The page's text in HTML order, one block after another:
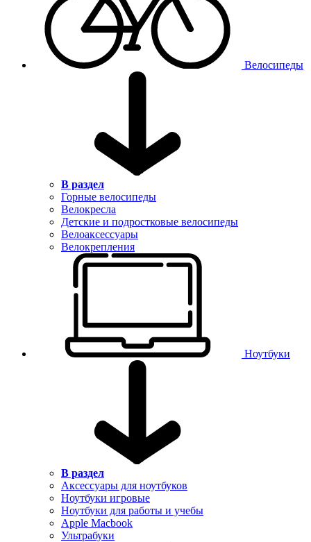
Велосипеды
В раздел
Горные велосипеды
Велокресла
Детские и подростковые велосипеды
Велоаксессуары
Велокрепления
Ноутбуки
В раздел
Аксессуары для ноутбуков
Ноутбуки игровые
Ноутбуки для работы и учебы
Apple Macbook
Ультрабуки